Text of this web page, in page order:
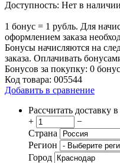
Доступность: Нет в наличии
1 бонус = 1 рубль. Для
оформлением заказа
Бонусы начисляются на
заказа. Оплачивать
Бонусов за покупку: 0
Код товара: 005544
Добавить в сравнение
Рассчитать доставку
+
−
Страна
Регион
Город